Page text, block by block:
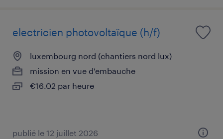
electricien photovoltaïque (h/f)
luxembourg nord (chantiers nord lux)
mission en vue d'embauche
€16.02 par heure
publié le 12 juillet 2026